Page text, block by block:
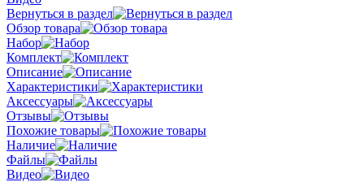
Вернуться в раздел
Обзор товара
Набор
Комплект
Описание
Характеристики
Аксессуары
Отзывы
Похожие товары
Наличие
Файлы
Видео